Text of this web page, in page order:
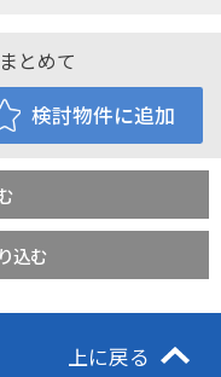
とめて
検討物件に追加
込む
上に戻る